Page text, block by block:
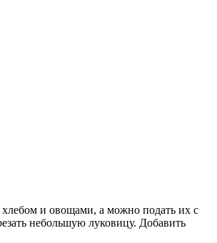
и овощами, а можно подать их с
небольшую луковицу. Добавить